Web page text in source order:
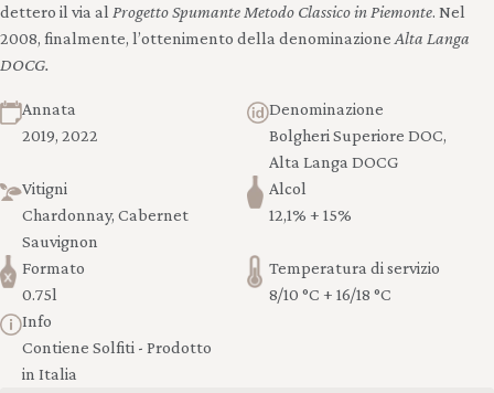
dettero il via al Progetto Spumante Metodo Classico in Piemonte. Nel
2008, finalmente, l’ottenimento della denominazione Alta Langa
DOCG.
Annata
2019, 2022
Denominazione
Bolgheri Superiore DOC,
Alta Langa DOCG
Vitigni
Chardonnay, Cabernet
Sauvignon
Alcol
12,1% + 15%
Formato
0.75l
Temperatura di servizio
8/10 °C + 16/18 °C
Info
Contiene Solfiti - Prodotto
in Italia